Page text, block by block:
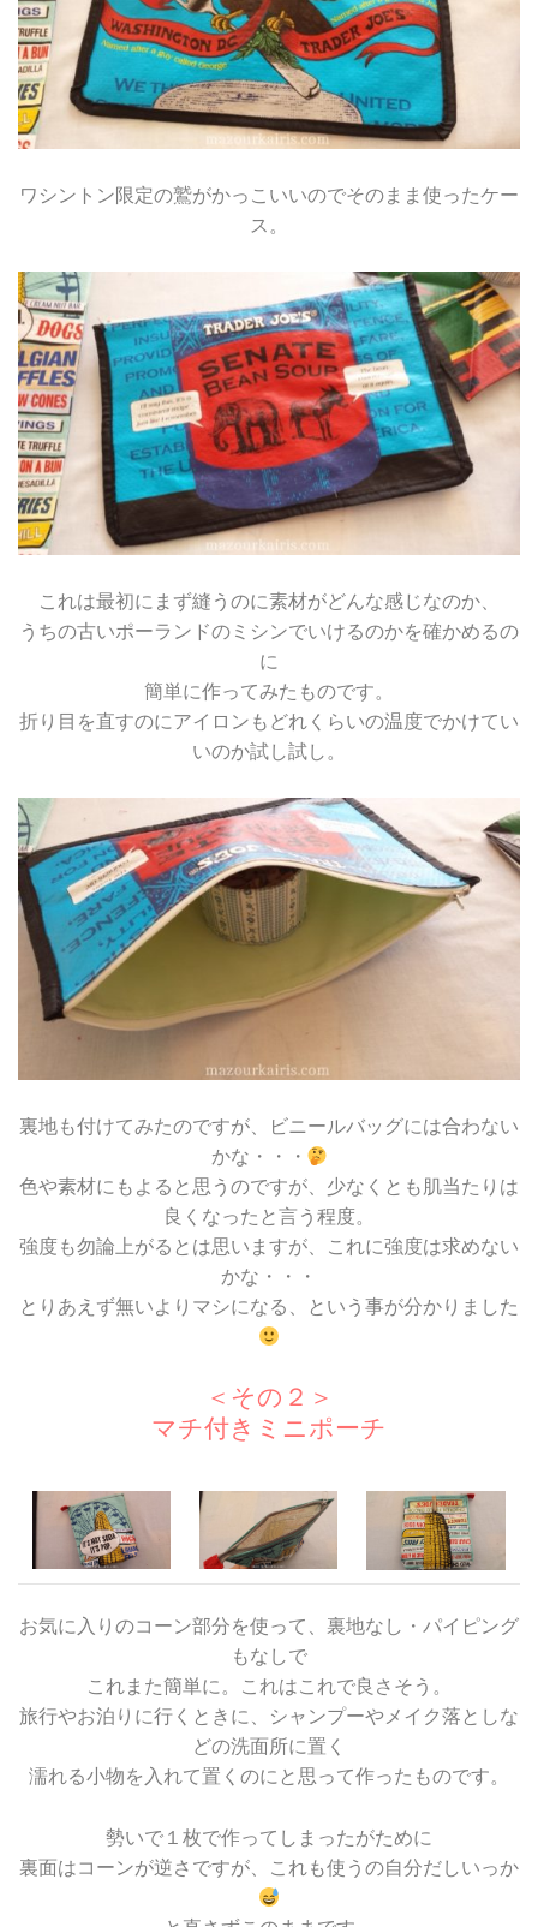
ワシントン限定の鷲がかっこいいのでそのまま使ったケー
ス。
これは最初にまず縫うのに素材がどんな感じなのか、
うちの古いポーランドのミシンでいけるのかを確かめるの
に
簡単に作ってみたものです。
折り目を直すのにアイロンもどれくらいの温度でかけてい
いのか試し試し。
裏地も付けてみたのですが、ビニールバッグには合わない
かな・・・
色や素材にもよると思うのですが、少なくとも肌当たりは
良くなったと言う程度。
強度も勿論上がるとは思いますが、これに強度は求めない
かな・・・
とりあえず無いよりマシになる、という事が分かりました
＜その２＞
マチ付きミニポーチ
お気に入りのコーン部分を使って、裏地なし・パイピング
もなしで
これまた簡単に。これはこれで良さそう。
旅行やお泊りに行くときに、シャンプーやメイク落としな
どの洗面所に置く
濡れる小物を入れて置くのにと思って作ったものです。
勢いで１枚で作ってしまったがために
裏面はコーンが逆さですが、これも使うの自分だしいっか